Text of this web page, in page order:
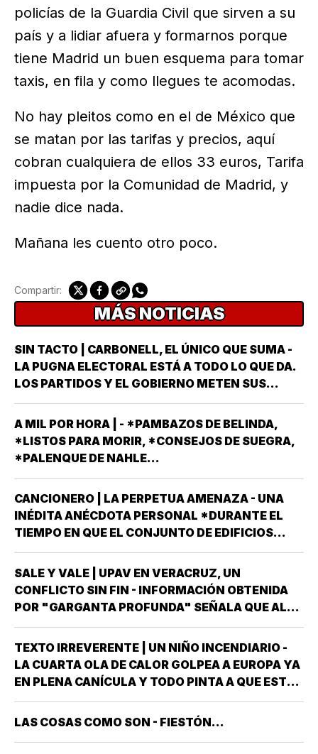
policías de la Guardia Civil que sirven a su
país y a lidiar afuera y formarnos porque
tiene Madrid un buen esquema para tomar
taxis, en fila y como llegues te acomodas.
No hay pleitos como en el de México que
se matan por las tarifas y precios, aquí
cobran cualquiera de ellos 33 euros, Tarifa
impuesta por la Comunidad de Madrid, y
nadie dice nada.
Mañana les cuento otro poco.
Compartir:
MÁS NOTICIAS
SIN TACTO | CARBONELL, EL ÚNICO QUE SUMA -
LA PUGNA ELECTORAL ESTÁ A TODO LO QUE DA.
LOS PARTIDOS Y EL GOBIERNO METEN SUS
ARMAS MÁS AFILADAS CON LA VISTA PUESTA EN
LA JORNADA DEL DOMINGO 6 DE JUNIO DEL AÑO
ENTRANTE *EL PROCESO ELECTORAL PARA
ELEGIR…
A MIL POR HORA | - *PAMBAZOS DE BELINDA,
*LISTOS PARA MORIR, *CONSEJOS DE SUEGRA,
*PALENQUE DE NAHLE...
CANCIONERO | LA PERPETUA AMENAZA - UNA
INÉDITA ANÉCDOTA PERSONAL *DURANTE EL
TIEMPO EN QUE EL CONJUNTO DE EDIFICIOS
LLAMADO LOS PINOS FUE RESIDENCIA OFICIAL
DEL PRESIDENTE DE MÉXICO, ESTUVE AHÍ
SOLAMENTE CUATRO VECES, TRES DE ELLAS EN
CALIDAD DE…
SALE Y VALE | UPAV EN VERACRUZ, UN
CONFLICTO SIN FIN - INFORMACIÓN OBTENIDA
POR "GARGANTA PROFUNDA" SEÑALA QUE AL
GOBIERNO DEL ESTADO *ESTÁ A PUNTO DE
"REVENTARLE" EL TEMA DE LA UNIVERSIDAD
POPULAR AUTÓNOMA DE VERACRUZ (UPAV) EN
LAS MANOS *Y NO ES…
TEXTO IRREVERENTE | UN NIÑO INCENDIARIO -
LA CUARTA OLA DE CALOR GOLPEA A EUROPA YA
EN PLENA CANÍCULA Y TODO PINTA A QUE ESTE
2026 SE UBICARÁ COMO EL PEOR DE LA HISTORIA
EN CUANTO A GOLPES CLIMÁTICOS *UNA OLA
LAS COSAS COMO SON - FIESTÓN...